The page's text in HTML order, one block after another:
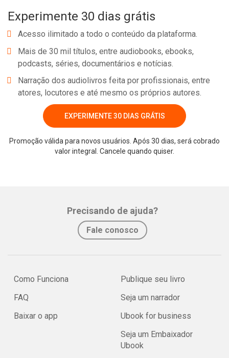
Experimente 30 dias grátis
Acesso ilimitado a todo o conteúdo da plataforma.
Mais de 30 mil títulos, entre audiobooks, ebooks,
podcasts, séries, documentários e notícias.
Narração dos audiolivros feita por profissionais, entre
atores, locutores e até mesmo os próprios autores.
EXPERIMENTE 30 DIAS GRÁTIS
Promoção válida para novos usuários. Após 30 dias, será cobrado
valor integral. Cancele quando quiser.
Precisando de ajuda?
Fale conosco
Como Funciona
FAQ
Baixar o app
Publique seu livro
Seja um narrador
Ubook for business
Seja um Embaixador
Ubook